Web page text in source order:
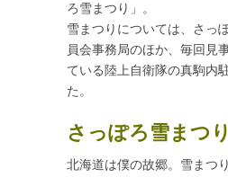
ろ雪まつり」。
雪まつりについては、さっ
員会事務局のほか、毎回見
ている陸上自衛隊の真駒内
た。
さっぽろ雪まつり
北海道は僕の故郷。雪まつ